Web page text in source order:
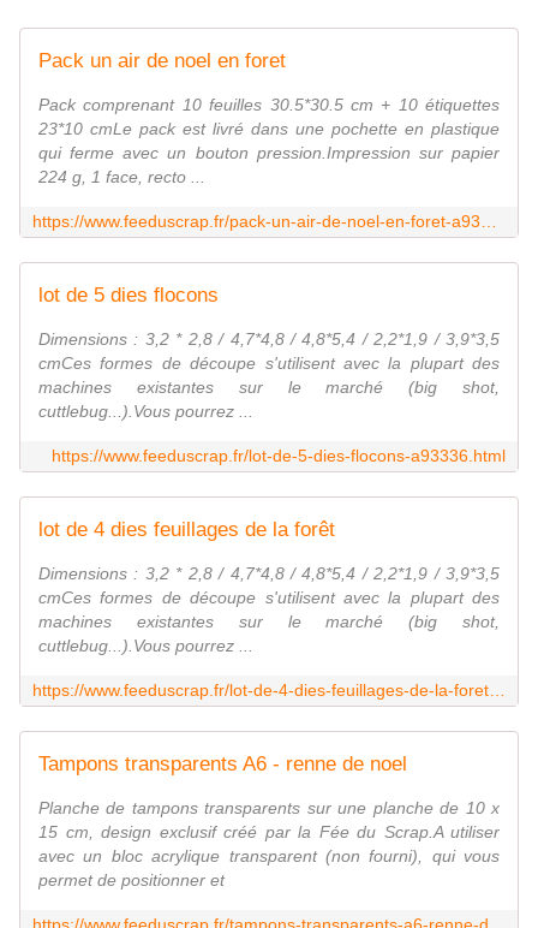
Pack un air de noel en foret
Pack comprenant 10 feuilles 30.5*30.5 cm + 10 étiquettes
23*10 cmLe pack est livré dans une pochette en plastique
qui ferme avec un bouton pression.Impression sur papier
224 g, 1 face, recto ...
lot de 5 dies flocons
Dimensions : 3,2 * 2,8 / 4,7*4,8 / 4,8*5,4 / 2,2*1,9 / 3,9*3,5
cmCes formes de découpe s'utilisent avec la plupart des
machines existantes sur le marché (big shot,
cuttlebug...).Vous pourrez ...
https://www.feeduscrap.fr/lot-de-5-dies-flocons-a93336.html
lot de 4 dies feuillages de la forêt
Dimensions : 3,2 * 2,8 / 4,7*4,8 / 4,8*5,4 / 2,2*1,9 / 3,9*3,5
cmCes formes de découpe s'utilisent avec la plupart des
machines existantes sur le marché (big shot,
cuttlebug...).Vous pourrez ...
Tampons transparents A6 - renne de noel
Planche de tampons transparents sur une planche de 10 x
15 cm, design exclusif créé par la Fée du Scrap.A utiliser
avec un bloc acrylique transparent (non fourni), qui vous
permet de positionner et